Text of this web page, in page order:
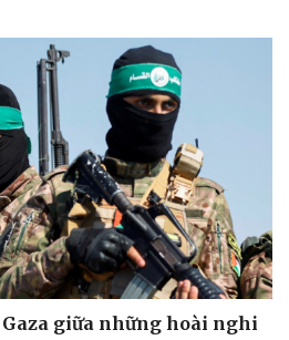
giữa những hoài nghi